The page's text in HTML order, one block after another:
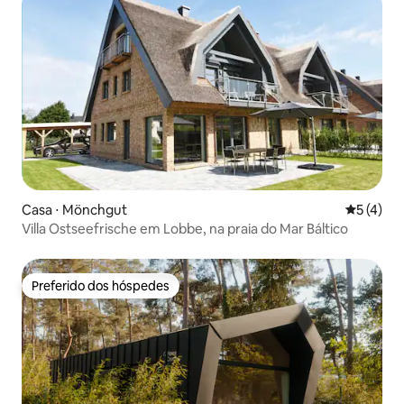
Casa ⋅ Mönchgut 5 de
5 (4)
Villa Ostseefrische em Lobbe, na praia do Mar Báltico
Preferido dos hóspedes
Preferido dos hóspedes